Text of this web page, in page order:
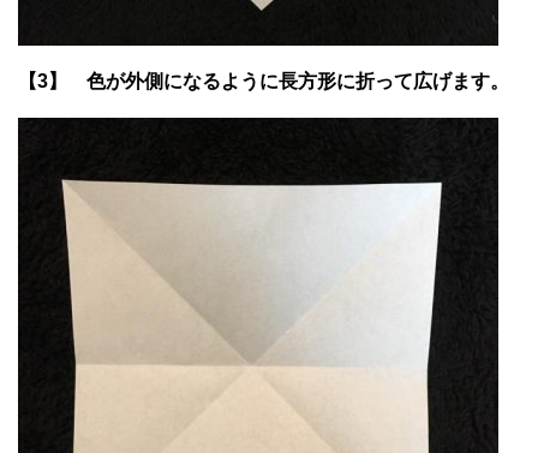
【3】 色が外側になるように長方形に折って広げます。